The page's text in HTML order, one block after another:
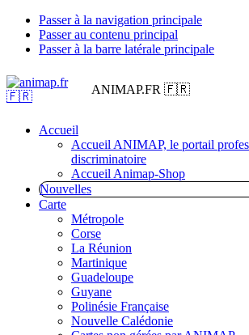
Passer à la navigation principale
Passer au contenu principal
Passer à la barre latérale principale
ANIMAP.FR 🇫🇷
Accueil
Accueil ANIMAP, le portail
discriminatoire
Accueil Animap-Shop
Nouvelles
Carte
Métropole
Corse
La Réunion
Martinique
Guadeloupe
Guyane
Polinésie Française
Nouvelle Calédonie